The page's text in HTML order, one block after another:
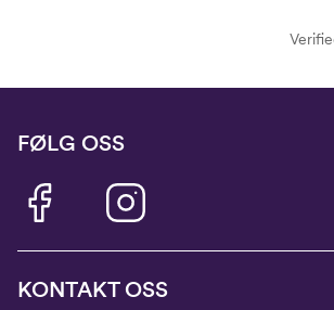
FØLG OSS
KONTAKT OSS